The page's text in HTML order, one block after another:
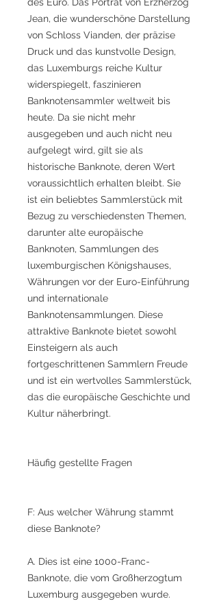
Jean, die wunderschöne Darstellung
von Schloss Vianden, der präzise
Druck und das kunstvolle Design,
das Luxemburgs reiche Kultur
widerspiegelt, faszinieren
Banknotensammler weltweit bis
heute. Da sie nicht mehr
ausgegeben und auch nicht neu
aufgelegt wird, gilt sie als
historische Banknote, deren Wert
voraussichtlich erhalten bleibt. Sie
ist ein beliebtes Sammlerstück mit
Bezug zu verschiedensten Themen,
darunter alte europäische
Banknoten, Sammlungen des
luxemburgischen Königshauses,
Währungen vor der Euro-Einführung
und internationale
Banknotensammlungen. Diese
attraktive Banknote bietet sowohl
Einsteigern als auch
fortgeschrittenen Sammlern Freude
und ist ein wertvolles Sammlerstück,
das die europäische Geschichte und
Kultur näherbringt.
Häufig gestellte Fragen
F: Aus welcher Währung stammt
diese Banknote?
A. Dies ist eine 1000-Franc-
Banknote, die vom Großherzogtum
Luxemburg ausgegeben wurde.